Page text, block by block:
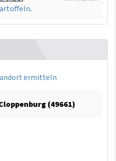
.
ermitteln
(49661)